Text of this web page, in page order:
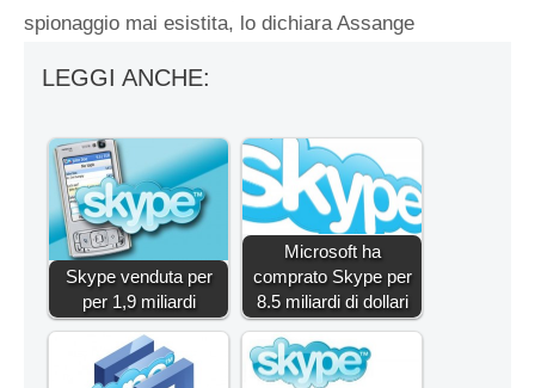
spionaggio mai esistita, lo dichiara Assange
LEGGI ANCHE:
Skype venduta per
per 1,9 miliardi
Microsoft ha
comprato Skype per
8.5 miliardi di dollari